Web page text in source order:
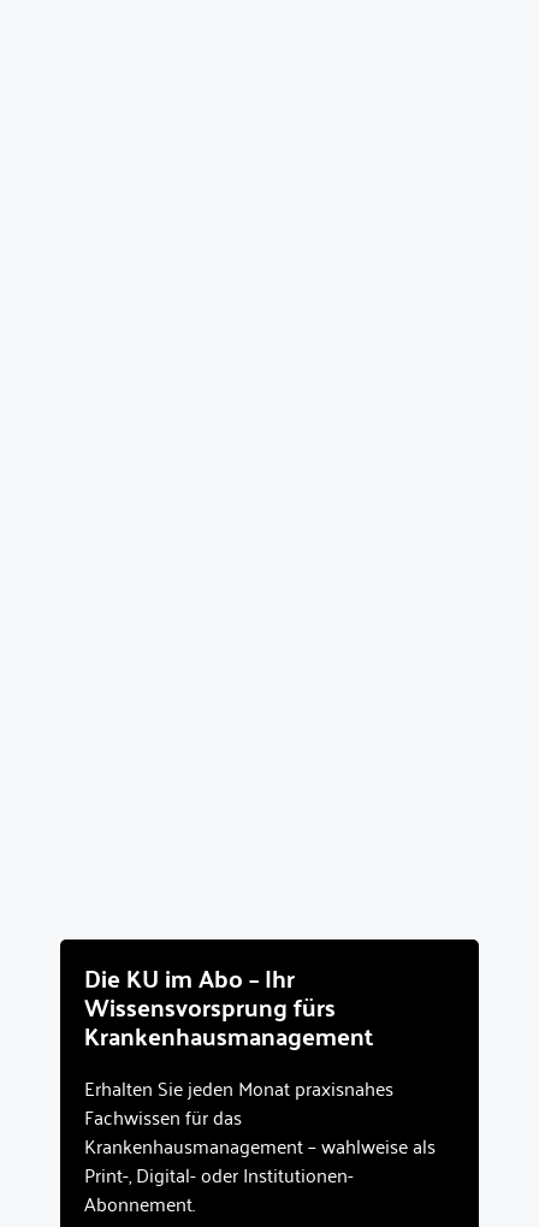
Die KU im Abo – Ihr
Wissensvorsprung fürs
Krankenhausmanagement
Erhalten Sie jeden Monat praxisnahes
Fachwissen für das
Krankenhausmanagement – wahlweise als
Print-, Digital- oder Institutionen-
Abonnement.